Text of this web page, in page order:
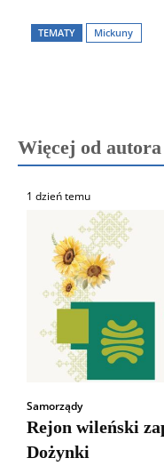
TEMATY Mickuny
Więcej od autora
1 dzień temu
Samorządy
Rejon wileński
Dożynki